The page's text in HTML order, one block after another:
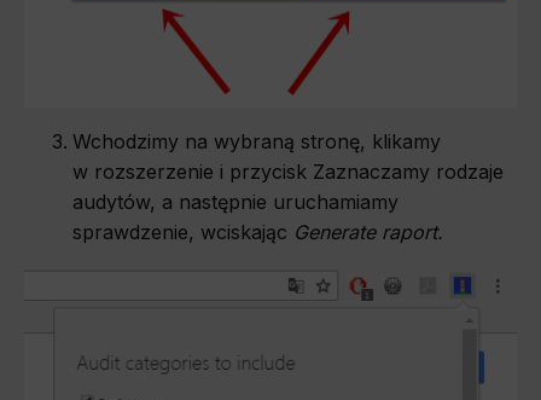
Wchodzimy na wybraną stronę, klikamy
w rozszerzenie i przycisk Zaznaczamy rodzaje
audytów, a następnie uruchamiamy
sprawdzenie, wciskając Generate raport.